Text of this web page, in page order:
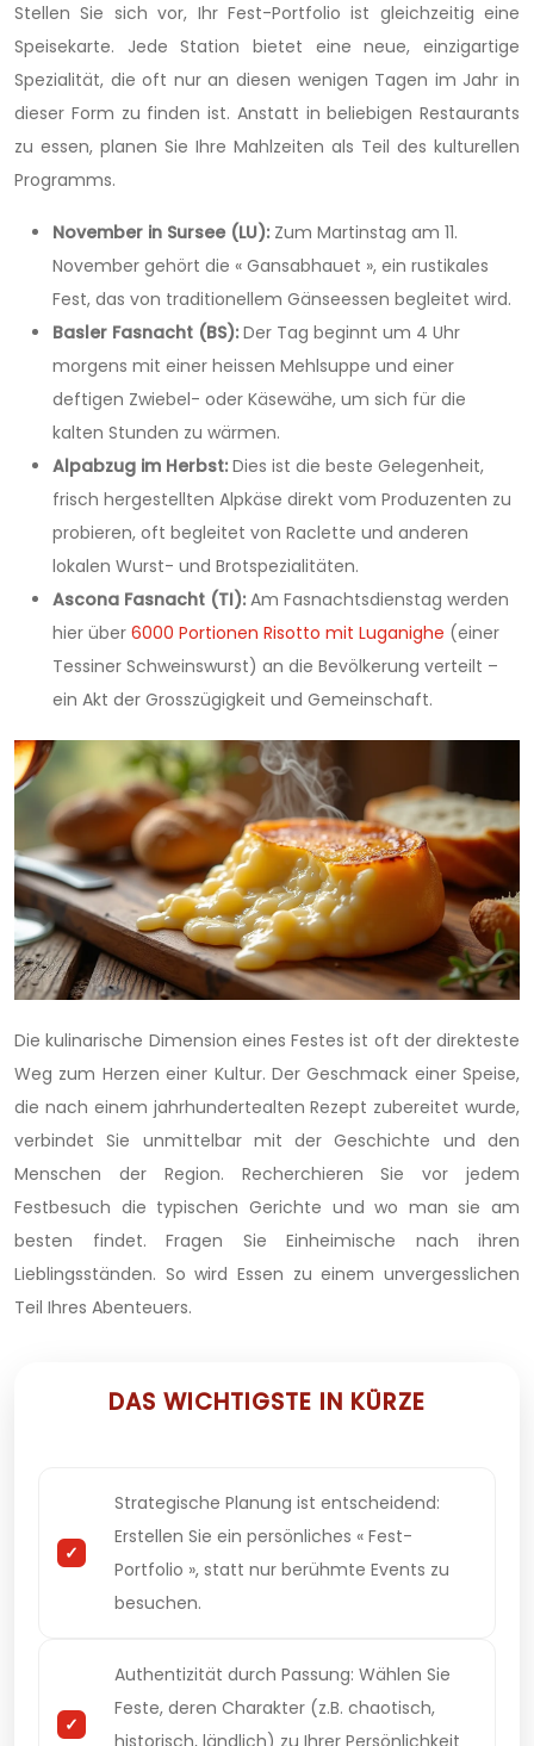
Stellen Sie sich vor, Ihr Fest-Portfolio ist gleichzeitig eine
Speisekarte. Jede Station bietet eine neue, einzigartige
Spezialität, die oft nur an diesen wenigen Tagen im Jahr in
dieser Form zu finden ist. Anstatt in beliebigen Restaurants
zu essen, planen Sie Ihre Mahlzeiten als Teil des kulturellen
Programms.
November in Sursee (LU): Zum Martinstag am 11.
November gehört die « Gansabhauet », ein rustikales
Fest, das von traditionellem Gänseessen begleitet wird.
Basler Fasnacht (BS): Der Tag beginnt um 4 Uhr
morgens mit einer heissen Mehlsuppe und einer
deftigen Zwiebel- oder Käsewähe, um sich für die
kalten Stunden zu wärmen.
Alpabzug im Herbst: Dies ist die beste Gelegenheit,
frisch hergestellten Alpkäse direkt vom Produzenten zu
probieren, oft begleitet von Raclette und anderen
lokalen Wurst- und Brotspezialitäten.
Ascona Fasnacht (TI): Am Fasnachtsdienstag werden
hier über 6000 Portionen Risotto mit Luganighe (einer
Tessiner Schweinswurst) an die Bevölkerung verteilt –
ein Akt der Grosszügigkeit und Gemeinschaft.
Die kulinarische Dimension eines Festes ist oft der direkteste
Weg zum Herzen einer Kultur. Der Geschmack einer Speise,
die nach einem jahrhundertealten Rezept zubereitet wurde,
verbindet Sie unmittelbar mit der Geschichte und den
Menschen der Region. Recherchieren Sie vor jedem
Festbesuch die typischen Gerichte und wo man sie am
besten findet. Fragen Sie Einheimische nach ihren
Lieblingsständen. So wird Essen zu einem unvergesslichen
Teil Ihres Abenteuers.
DAS WICHTIGSTE IN KÜRZE
Strategische Planung ist entscheidend:
Erstellen Sie ein persönliches « Fest-
Portfolio », statt nur berühmte Events zu
besuchen.
Authentizität durch Passung: Wählen Sie
Feste, deren Charakter (z.B. chaotisch,
historisch, ländlich) zu Ihrer Persönlichkeit